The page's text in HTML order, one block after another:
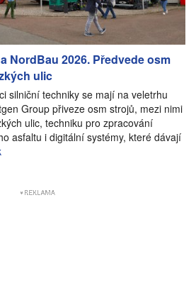
NordBau 2026. Předvede osm
ulic
silniční techniky se mají na veletrhu
Group přiveze osm strojů, mezi nimi
ulic, techniku pro zpracování
asfaltu i digitální systémy, které dávají